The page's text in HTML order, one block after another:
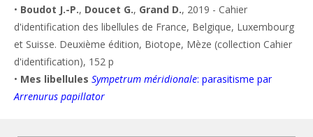
• Boudot J.-P., Doucet G., Grand D., 2019 - Cahier
d'identification des libellules de France, Belgique, Luxembourg
et Suisse. Deuxième édition, Biotope, Mèze (collection Cahier
d'identification), 152 p
• Mes libellules Sympetrum méridionale: parasitisme par
Arrenurus papillator